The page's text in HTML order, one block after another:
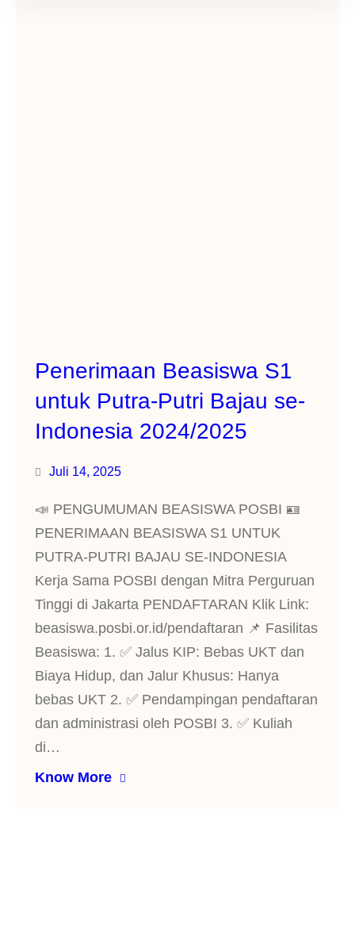
Penerimaan Beasiswa S1
untuk Putra-Putri Bajau se-
Indonesia 2024/2025
Juli 14, 2025
📣 PENGUMUMAN BEASISWA POSBI 🪪
PENERIMAAN BEASISWA S1 UNTUK
PUTRA-PUTRI BAJAU SE-INDONESIA
Kerja Sama POSBI dengan Mitra Perguruan
Tinggi di Jakarta PENDAFTARAN Klik Link:
beasiswa.posbi.or.id/pendaftaran 📌 Fasilitas
Beasiswa: 1. ✅ Jalus KIP: Bebas UKT dan
Biaya Hidup, dan Jalur Khusus: Hanya
bebas UKT 2. ⁠✅ Pendampingan pendaftaran
dan administrasi oleh POSBI 3. ⁠✅ Kuliah
di…
Know More